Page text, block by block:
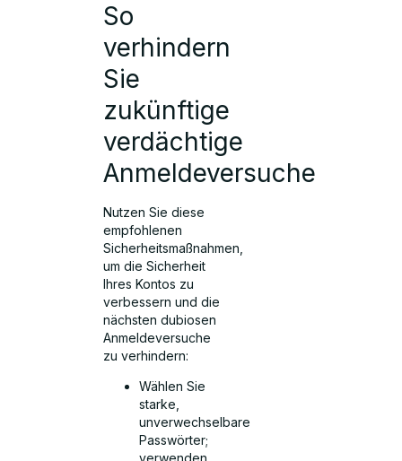
So
verhindern
Sie
zukünftige
verdächtige
Anmeldeversuche
Nutzen Sie diese
empfohlenen
Sicherheitsmaßnahmen,
um die Sicherheit
Ihres Kontos zu
verbessern und die
nächsten dubiosen
Anmeldeversuche
zu verhindern:
Wählen Sie
starke,
unverwechselbare
Passwörter;